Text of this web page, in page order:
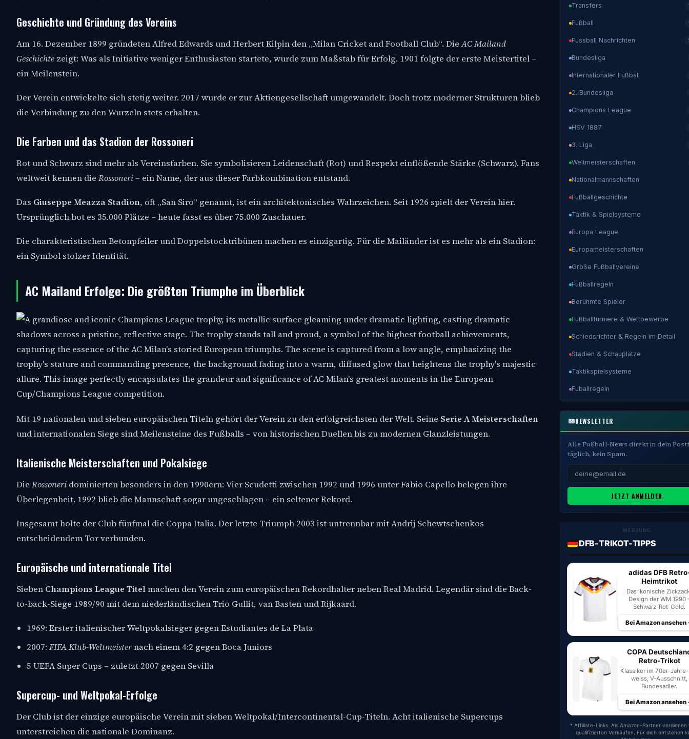
Geschichte und Gründung des Vereins
Am 16. Dezember 1899 gründeten Alfred Edwards und Herbert Kilpin den „Milan Cricket and Football Club“. DieAC Mailand
Geschichte zeigt: Was als Initiative weniger Enthusiasten startete, wurde zum Maßstab für Erfolg. 1901 folgte der erste Meistertitel –
ein Meilenstein.
Der Verein entwickelte sich stetig weiter. 2017 wurde er zur Aktiengesellschaft umgewandelt. Doch trotz moderner Strukturen blieb
die Verbindung zu den Wurzeln stets erhalten.
Die Farben und das Stadion der Rossoneri
Rot und Schwarz sind mehr als Vereinsfarben. Sie symbolisieren Leidenschaft (Rot) und Respekt einflößende Stärke (Schwarz). Fans
weltweit kennen die Rossoneri – ein Name, der aus dieser Farbkombination entstand.
Das Giuseppe Meazza Stadion, oft „San Siro“ genannt, ist ein architektonisches Wahrzeichen. Seit 1926 spielt der Verein hier.
Ursprünglich bot es 35.000 Plätze – heute fasst es über 75.000 Zuschauer.
Die charakteristischen Betonpfeiler und Doppelstocktribünen machen es einzigartig. Für die Mailänder ist es mehr als ein Stadion:
ein Symbol stolzer Identität.
AC Mailand Erfolge: Die größten Triumphe im Überblick
Mit 19 nationalen und sieben europäischen Titeln gehört der Verein zu den erfolgreichsten der Welt. Seine Serie A Meisterschaften
und internationalen Siege sind Meilensteine des Fußballs – von historischen Duellen bis zu modernen Glanzleistungen.
Italienische Meisterschaften und Pokalsiege
Die Rossoneri dominierten besonders in den 1990ern: Vier Scudetti zwischen 1992 und 1996 unter Fabio Capello belegen ihre
Überlegenheit. 1992 blieb die Mannschaft sogar ungeschlagen – ein seltener Rekord.
Insgesamt holte der Club fünfmal die Coppa Italia. Der letzte Triumph 2003 ist untrennbar mit Andrij Schewtschenkos
entscheidendem Tor verbunden.
Europäische und internationale Titel
Sieben Champions League Titelmachen den Verein zum europäischen Rekordhalter neben Real Madrid. Legendär sind die Back-
to-back-Siege 1989/90 mit dem niederländischen Trio Gullit, van Basten und Rijkaard.
1969: Erster italienischer Weltpokalsieger gegen Estudiantes de La Plata
2007: FIFA Klub-Weltmeisternach einem 4:2 gegen Boca Juniors
5 UEFA Super Cups – zuletzt 2007 gegen Sevilla
Supercup- und Weltpokal-Erfolge
Der Club ist der einzige europäische Verein mit sieben Weltpokal/Intercontinental-Cup-Titeln. Acht italienische Supercups
unterstreichen die nationale Dominanz.
Transfers
Fußball
Fussball Nachrichten
Bundesliga
Internationaler Fußball
2. Bundesliga
Champions League
HSV 1887
3. Liga
Weltmeisterschaften
Nationalmannschaften
Fußballgeschichte
Taktik & Spielsysteme
Europa League
Europameisterschaften
Große Fußballvereine
Fußballregeln
Berühmte Spieler
Fußballturniere & Wettbewerbe
Schiedsrichter & Regeln im Detail
Stadien & Schauplätze
Taktikspielsysteme
Fuballregeln
NEWSLETTER
Alle Fußball-News direkt in dein
täglich, kein Spam.
JETZT ANMELDEN
WERBUNG
DFB-TRIKOT-TIPPS
adidas DFB
Heimtrikot
Das ikonische
Design der WM 1990
Schwarz-Rot-Gold.
Bei Amazon ansehen
COPA
Retro-Trikot
Klassiker im 70er-
weiss, V-Ausschnitt,
Bundesadler.
Bei Amazon ansehen
* Affiliate-Links. Als Amazon-Partner verdienen
qualifizierten Verkäufen. Für dich entstehen